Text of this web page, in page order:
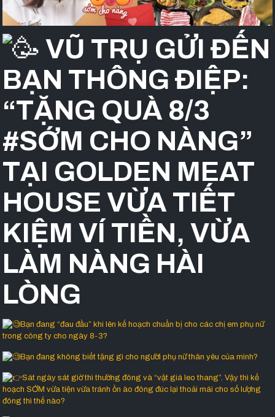
VŨ TRỤ GỬI ĐẾN
BẠN THÔNG ĐIỆP:
“TẶNG QUÀ 8/3
#SỚM CHO NÀNG”
TẠI GOLDEN MEAT
HOUSE VỪA TIẾT
KIỆM VÍ TIỀN, VỪA
LÀM NÀNG HÀI
LÒNG
Bạn đang “đau đầu” khi lên kế hoạch chuẩn bị cho các chị em phụ nữ
trong công ty cho ngày 8-3?
Bạn đang không biết tặng gì cho người phụ nữ thân yêu của mình?
Sát ngày sát giờ thì thường đông và “vật giá leo thang”. Vậy thì kế
hoạch SỚM vừa tiện vừa tránh ồn ào đông đúc lại thoải mái cho số lượng
đông thì thế nào?